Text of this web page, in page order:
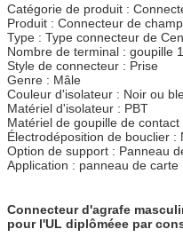
Catégorie de produit :
Produit : Connecteur de
Type : Type connecteur de
Nombre de terminal : goupille
Style de connecteur : Prise
Genre : Mâle
Couleur d'isolateur : Noir ou
Matériel d'isolateur : PBT
Matériel de goupille de contact
Électrodéposition de bouclier :
Option de support : Panneau
Application : panneau de
Connecteur d'agrafe
pour l'UL diplôméee par